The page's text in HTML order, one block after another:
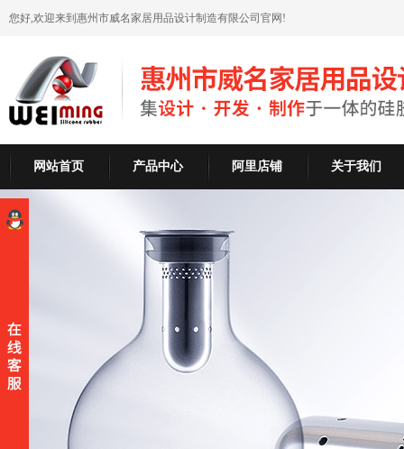
您好,欢迎来到惠州市威名家居用品设计制造有限公司官网!
网站首页 产品中心 阿里店铺 关于我们